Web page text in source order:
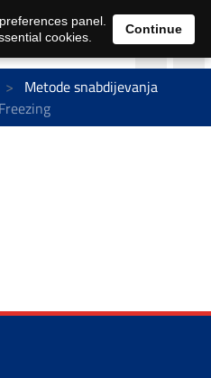
Metode snabdijevanja
panel.
cookies.
Continue